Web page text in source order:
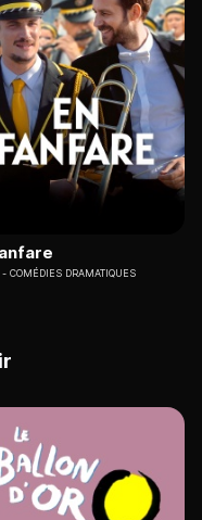
COMÉDIES DRAMATIQUES